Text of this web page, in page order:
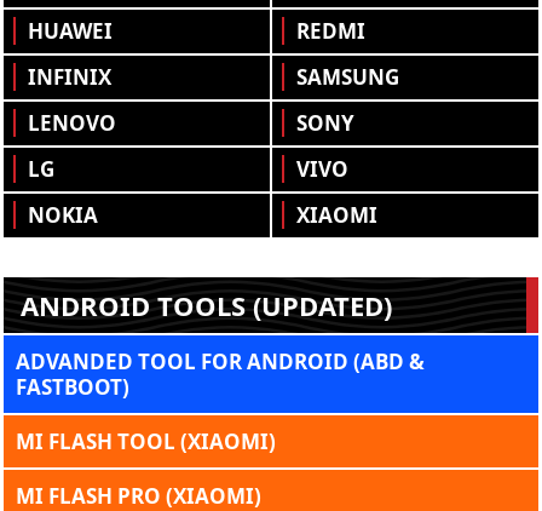
HUAWEI
INFINIX
LENOVO
LG
NOKIA
REDMI
SAMSUNG
SONY
VIVO
XIAOMI
ANDROID TOOLS (UPDATED)
ADVANDED TOOL FOR ANDROID (ABD &
FASTBOOT)
MI FLASH TOOL (XIAOMI)
MI FLASH PRO (XIAOMI)